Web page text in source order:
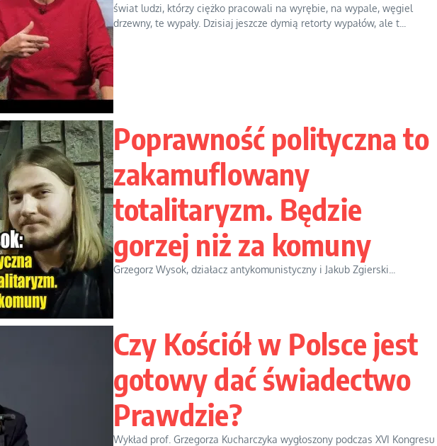
świat ludzi, którzy ciężko pracowali na wyrębie, na wypale, węgiel
drzewny, te wypały. Dzisiaj jeszcze dymią retorty wypałów, ale t...
Poprawność polityczna to
zakamuflowany
totalitaryzm. Będzie
gorzej niż za komuny
Grzegorz Wysok, działacz antykomunistyczny i Jakub Zgierski...
Czy Kościół w Polsce jest
gotowy dać świadectwo
Prawdzie?
Wykład prof. Grzegorza Kucharczyka wygłoszony podczas XVI Kongresu